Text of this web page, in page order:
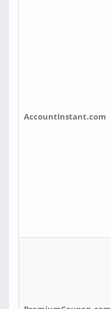
AccountInstant.com